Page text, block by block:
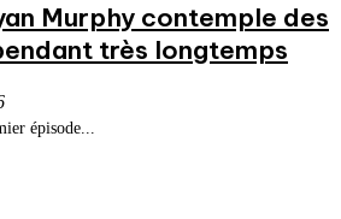
Murphy contemple des
très longtemps
épisode...